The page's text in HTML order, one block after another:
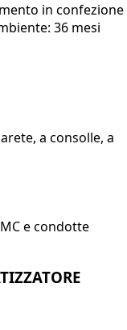
in confezione
36 mesi
a consolle, a
e condotte